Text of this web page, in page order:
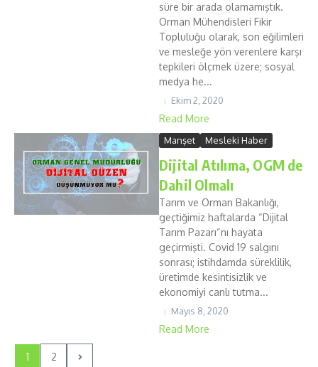
süre bir arada olamamıştık.
Orman Mühendisleri Fikir
Topluluğu olarak, son eğilimleri
ve mesleğe yön verenlere karşı
tepkileri ölçmek üzere; sosyal
medya he...
Ekim 2, 2020
Read More
Manşet Mesleki Haber
Dijital Atılıma, OGM de
Dahil Olmalı
Tarım ve Orman Bakanlığı,
geçtiğimiz haftalarda “Dijital
Tarım Pazarı“nı hayata
geçirmişti. Covid 19 salgını
sonrası; istihdamda süreklilik,
üretimde kesintisizlik ve
ekonomiyi canlı tutma...
Mayıs 8, 2020
Read More
1 2